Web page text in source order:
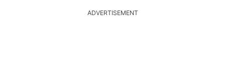
ADVERTISEMENT